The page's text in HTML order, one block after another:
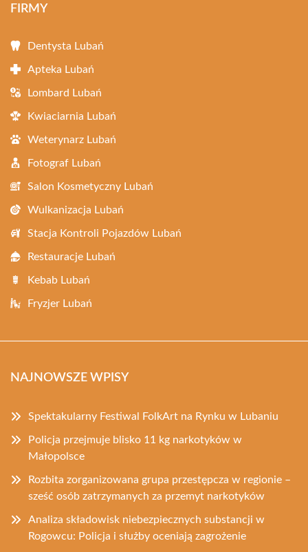
FIRMY
Dentysta Lubań
Apteka Lubań
Lombard Lubań
Kwiaciarnia Lubań
Weterynarz Lubań
Fotograf Lubań
Salon Kosmetyczny Lubań
Wulkanizacja Lubań
Stacja Kontroli Pojazdów Lubań
Restauracje Lubań
Kebab Lubań
Fryzjer Lubań
NAJNOWSZE WPISY
Spektakularny Festiwal FolkArt na Rynku w Lubaniu
Policja przejmuje blisko 11 kg narkotyków w
Małopolsce
Rozbita zorganizowana grupa przestępcza w regionie –
sześć osób zatrzymanych za przemyt narkotyków
Analiza składowisk niebezpiecznych substancji w
Rogowcu: Policja i służby oceniają zagrożenie